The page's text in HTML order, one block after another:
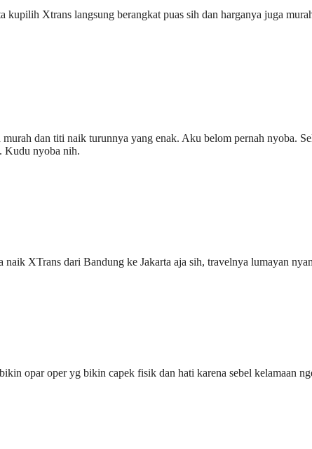
Xtrans langsung berangkat puas sih dan harganya juga
dan titi naik turunnya yang enak. Aku belom pernah nyoba.
Kudu nyoba nih.
XTrans dari Bandung ke Jakarta aja sih, travelnya lumayan
opar oper yg bikin capek fisik dan hati karena sebel kelamaan